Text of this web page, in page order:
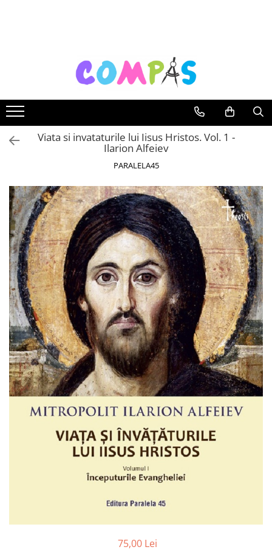
Noutăți Librăria Compas
Souvenir România
Rechizite școlare
Instrumente de scris
Stilouri școlare
Creioane grafice
Creioane mecanice
Creioane colorate
Creioane cerate
Carioci
Radiere
Ascutițori
Corectoare și lipici
Mine și rezerve
Cretă școlară și creativă
Accesorii școlare
Coperți caiete si cărți
Etichete școlare
Carnete pentru elevi
Lupe și articole educative
Foarfece școlare
Globuri pământești
Umbrele pentru copii
Viata si invataturile lui Iisus Hristos. Vol. 1 -
Ilarion Alfeiev
PARALELA45
75,00 Lei